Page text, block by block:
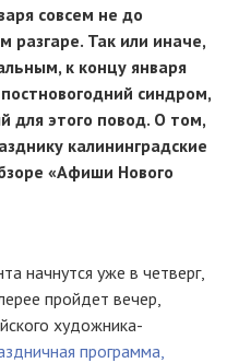
совсем не до
разгаре. Так или иначе,
к концу января
синдром,
для этого повод. О том,
калининградские
«Афиши Нового
начнутся уже в четверг,
пройдет вечер,
художника-
программа,